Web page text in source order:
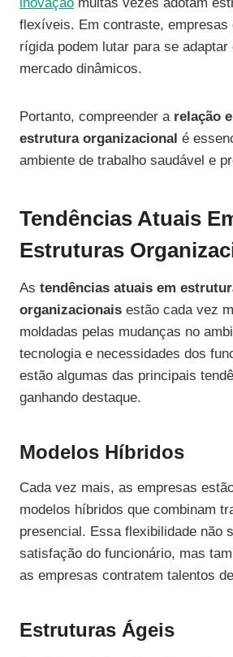
flexíveis. Em contraste, empresas
rígida podem lutar para se
mercado dinâmicos.
Portanto, compreender a relação
estrutura organizacional é
ambiente de trabalho saudável e
Tendências Atuais
Estruturas
As tendências atuais em
organizacionais estão cada vez
moldadas pelas mudanças no
tecnologia e necessidades dos
estão algumas das principais
ganhando destaque.
Modelos Híbridos
Cada vez mais, as empresas
modelos híbridos que combinam
presencial. Essa flexibilidade não
satisfação do funcionário, mas
as empresas contratem talentos
Estruturas Ágeis